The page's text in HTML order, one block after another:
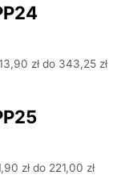
zł do 343,25 zł
zł do 221,00 zł